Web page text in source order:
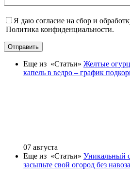
Я даю согласие на сбор и
Политика конфиденциальности.
Отправить
Еще из «Статьи» Желтые
капель в ведро – график
07 августа
Еще из «Статьи» Уникальный
засыпьте свой огород без